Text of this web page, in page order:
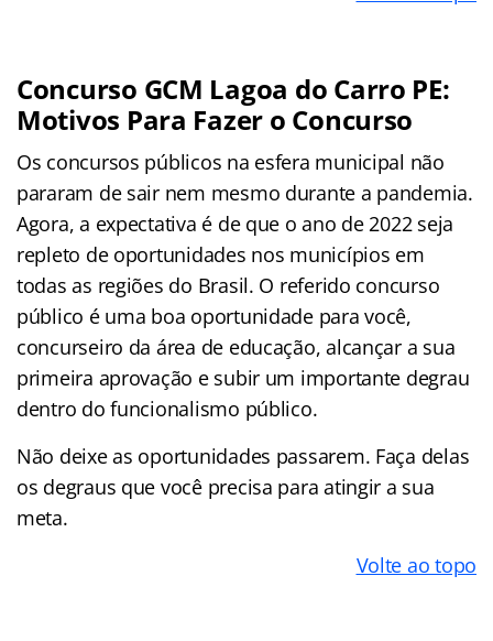
Concurso GCM Lagoa do Carro PE:
Motivos Para Fazer o Concurso
Os concursos públicos na esfera municipal não
pararam de sair nem mesmo durante a pandemia.
Agora, a expectativa é de que o ano de 2022 seja
repleto de oportunidades nos municípios em
todas as regiões do Brasil. O referido concurso
público é uma boa oportunidade para você,
concurseiro da área de educação, alcançar a sua
primeira aprovação e subir um importante degrau
dentro do funcionalismo público.
Não deixe as oportunidades passarem. Faça delas
os degraus que você precisa para atingir a sua
meta.
Volte ao topo